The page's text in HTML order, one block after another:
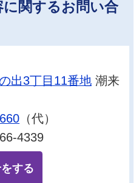
関するお問い合
出3丁目11番地 潮来
（代）
4339
する